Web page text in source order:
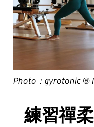
Photo：gyrotonic @
練習禪